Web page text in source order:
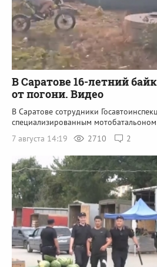
В Саратове 16-летний
от погони. Видео
В Саратове сотрудники
специализированным
7 августа 14:19
2710 2